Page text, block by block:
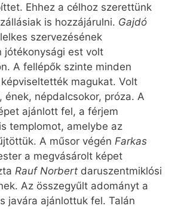
Ehhez a célhoz szerettünk
is hozzájárulni. Gajdó
szervezésének
jótékonysági est volt
A fellépők szinte minden
magukat. Volt
ének, népdalcsokor, próza. A
ajánlott fel, a férjem
templomot, amelybe az
A műsor végén Farkas
a megvásárolt képet
Rauf Norbert daruszentmiklósi
Az összegyűlt adományt a
javára ajánlottuk fel. Talán